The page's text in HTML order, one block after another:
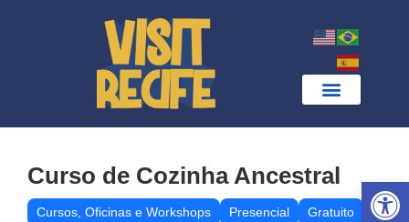
Curso de Cozinha Ancestral
Cursos, Oficinas e Workshops Presencial Gratuito